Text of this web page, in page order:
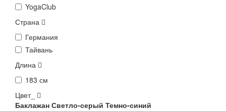
YogaClub
Страна
Германия
Тайвань
Длина
183 см
Цвет_
Баклажан Светло-серый Темно-синий